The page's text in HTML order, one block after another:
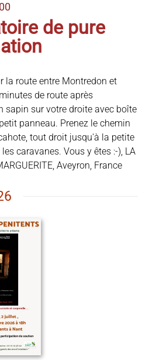
de pure
la route entre Montredon et
de route après
sapin sur votre droite avec boîte
panneau. Prenez le chemin
tout droit jusqu'à la petite
caravanes. Vous y êtes :-), LA
Aveyron, France